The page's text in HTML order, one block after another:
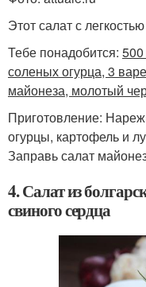
Этот салат с
Тебе понадобится: 500
соленых огурца, 3
майонеза, молотый
Приготовление:
огурцы, картофель и
Заправь салат
4. Салат из
свиного сердца